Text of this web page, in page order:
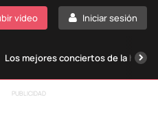
Iniciar sesión
vídeo
Los mejores conciertos de la
PUBLICIDAD